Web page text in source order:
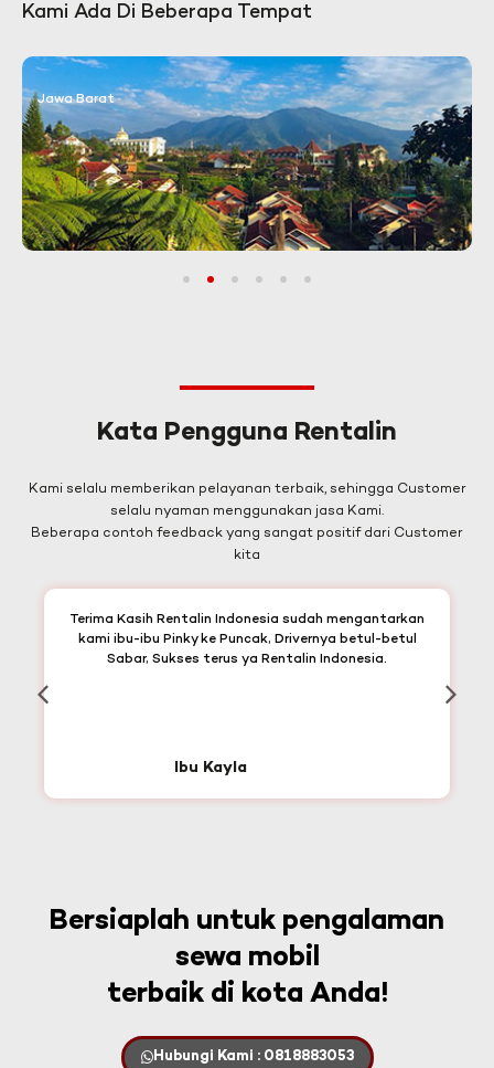
Kami Ada Di Beberapa Tempat
Jawa Barat
3 4 5 6
Kata Pengguna Rentalin
Kami selalu memberikan pelayanan terbaik, sehingga Customer
selalu nyaman menggunakan jasa Kami.
Beberapa contoh feedback yang sangat positif dari Customer
kita
Terima Kasih Rentalin Indonesia sudah mengantarkan
kami ibu-ibu Pinky ke Puncak, Drivernya betul-betul
Sabar, Sukses terus ya Rentalin Indonesia.
Ibu Kayla
Bersiaplah untuk pengalaman
sewa mobil
terbaik di kota Anda!
Hubungi Kami : 0818883053